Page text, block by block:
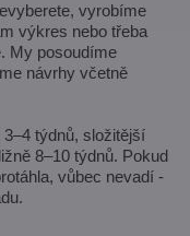
vyrobíme
výkres nebo třeba
My posoudíme
návrhy včetně
týdnů, složitější
8–10 týdnů. Pokud
vůbec nevadí -